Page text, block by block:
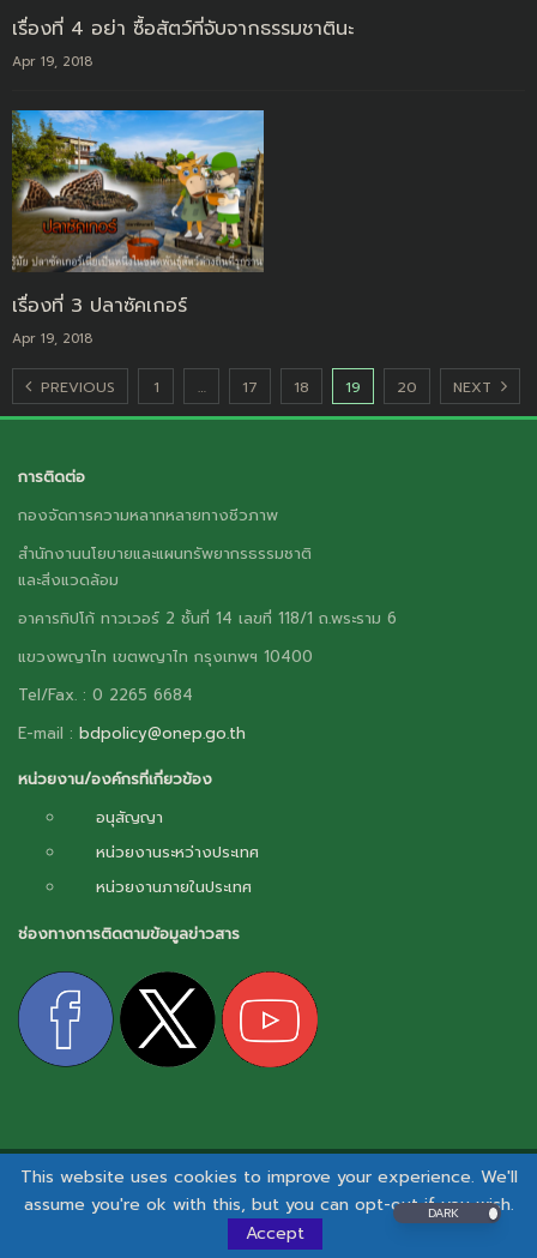
เรื่องที่ 4 อย่า ซื้อสัตว์ที่จับจากธรรมชาตินะ
Apr 19, 2018
เรื่องที่ 3 ปลาซัคเกอร์
Apr 19, 2018
PREVIOUS 1 … 17 18 19 20 NEXT
การติดต่อ
กองจัดการความหลากหลายทางชีวภาพ
สำนักงานนโยบายและแผนทรัพยากรธรรมชาติ
และสิ่งแวดล้อม
อาคารทิปโก้ ทาวเวอร์ 2 ชั้นที่ 14 เลขที่ 118/1 ถ.พระราม 6
แขวงพญาไท เขตพญาไท กรุงเทพฯ 10400
Tel/Fax. : 0 2265 6684
E-mail : bdpolicy@onep.go.th
หน่วยงาน/องค์กรที่เกี่ยวข้อง
อนุสัญญา
หน่วยงานระหว่างประเทศ
หน่วยงานภายในประเทศ
ช่องทางการติดตามข้อมูลข่าวสาร
สงวนลิขสิทธิ์ © 2026 - กลไกการเผยแพร่ข้อมูลข่าวสารความหลากหลายทางชีวภาพ.
นโยบายและแนวปฏิบัติด้านสารสนเทศ|นโยบายคุ้มครองข้อมูลส่วนบุคคลIนโยบายคุกกี้
This website uses cookies to improve your experience. We'll
assume you're ok with this, but you can opt-out if you wish.
Accept
DARK